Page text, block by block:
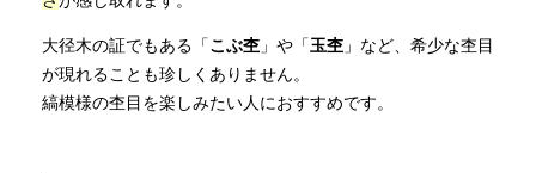
大径木の証でもある「こぶ杢 」や「玉杢 」など、希少な杢目
が現れることも珍しくありません。
縞模様の杢目を楽しみたい人におすすめです。